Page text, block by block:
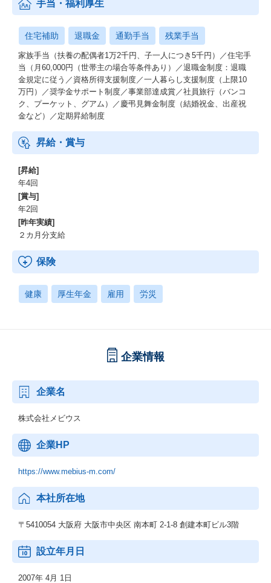
手当・福利厚生
住宅補助 退職金 通勤手当 残業手当
家族手当（扶養の配偶者1万2千円、子一人につき5千円）／住宅手
当（月60,000円（世帯主の場合等条件あり）／退職金制度：退職
金規定に従う／資格所得支援制度／一人暮らし支援制度（上限10
万円）／奨学金サポート制度／事業部達成賞／社員旅行（バンコ
ク、プーケット、グアム）／慶弔見舞金制度（結婚祝金、出産祝
金など）／定期昇給制度
昇給・賞与
[昇給]
年4回
[賞与]
年2回
[昨年実績]
２カ月分支給
保険
健康 厚生年金 雇用 労災
企業情報
企業名
株式会社メビウス
企業HP
https://www.mebius-m.com/
本社所在地
〒5410054 大阪府 大阪市中央区 南本町 2-1-8 創建本町ビル3階
設立年月日
2007年 4月 1日